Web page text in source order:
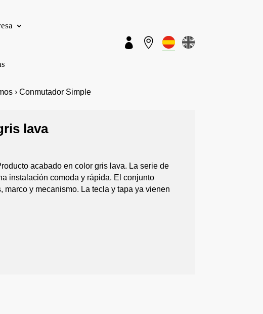
 
› Conmutador Simple
lava
acabado en color gris lava. La serie de
instalación comoda y rápida. El conjunto
y mecanismo. La tecla y tapa ya vienen